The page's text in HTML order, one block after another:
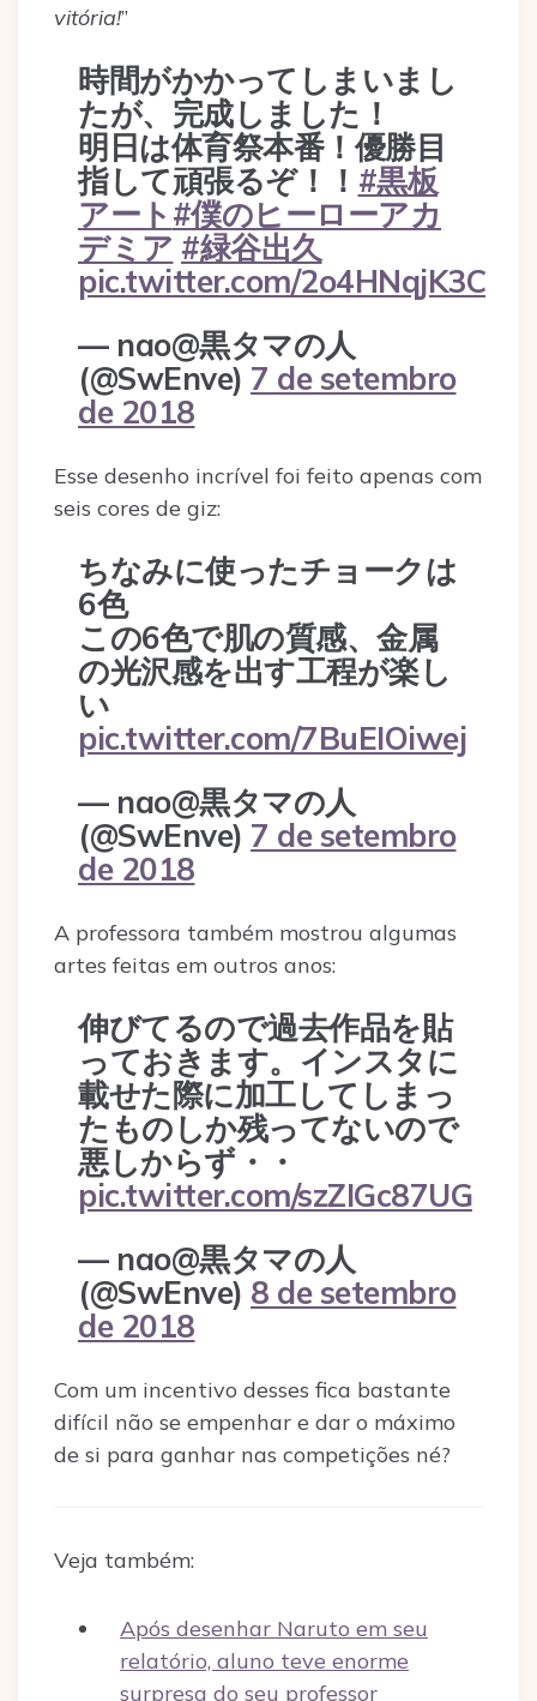
vitória!”
時間がかかってしまいまし
たが、完成しました！
明日は体育祭本番！優勝目
指して頑張るぞ！！ #黒板
アート #僕のヒーローアカ
デミア #緑谷出久
pic.twitter.com/2o4HNqjK3C
— nao@黒タマの人
(@SwEnve) 7 de setembro
de 2018
Esse desenho incrível foi feito apenas com
seis cores de giz:
ちなみに使ったチョークは
6色
この6色で肌の質感、金属
の光沢感を出す工程が楽し
い
pic.twitter.com/7BuEIOiwej
— nao@黒タマの人
(@SwEnve) 7 de setembro
de 2018
A professora também mostrou algumas
artes feitas em outros anos:
伸びてるので過去作品を貼
っておきます。インスタに
載せた際に加工してしまっ
たものしか残ってないので
悪しからず・・
pic.twitter.com/szZIGc87UG
— nao@黒タマの人
(@SwEnve) 8 de setembro
de 2018
Com um incentivo desses fica bastante
difícil não se empenhar e dar o máximo
de si para ganhar nas competições né?
Veja também:
Após desenhar Naruto em seu
relatório, aluno teve enorme
surpresa do seu professor